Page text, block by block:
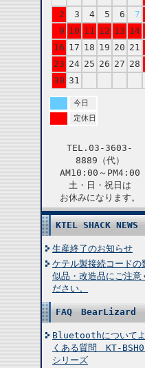
2
3 4 5 6 7
9 10 11 12 13 14
16 17 18 19 20 21
23 24 25 26 27 28
30 31
今日
定休日
TEL.03-3603-
8889（代）
AM10:00～PM4:00
土・日・祝日は
お休みになります。
KTEL SHACK NEWS
生産終了のお知らせ
ケテル製接続コードの
似品・改造品にご注意
ださい。
FAQ BearLizard
Bluetoothについてよ
くある質問 KT-
シリーズ